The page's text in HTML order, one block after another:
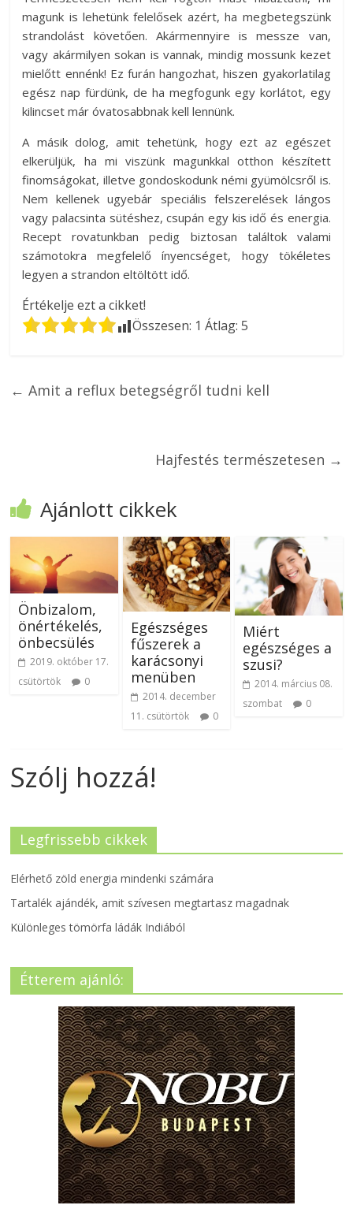
magunk is lehetünk felelősek azért, ha megbetegszünk
strandolást követően. Akármennyire is messze van,
vagy akármilyen sokan is vannak, mindig mossunk kezet
mielőtt ennénk! Ez furán hangozhat, hiszen gyakorlatilag
egész nap fürdünk, de ha megfogunk egy korlátot, egy
kilincset már óvatosabbnak kell lennünk.
A másik dolog, amit tehetünk, hogy ezt az egészet
elkerüljük, ha mi viszünk magunkkal otthon készített
finomságokat, illetve gondoskodunk némi gyümölcsről is.
Nem kellenek ugyebár speciális felszerelések lángos
vagy palacsinta sütéshez, csupán egy kis idő és energia.
Recept rovatunkban pedig biztosan találtok valami
számotokra megfelelő ínyencséget, hogy tökéletes
legyen a strandon eltöltött idő.
Értékelje ezt a cikket!
Összesen: 1 Átlag:5
← Amit a reflux betegségről tudni kell
Hajfestés természetesen →
Ajánlott cikkek
Önbizalom,
önértékelés,
önbecsülés
2019. október 17.
csütörtök
0
Egészséges
fűszerek a
karácsonyi
menüben
2014. december
11. csütörtök
0
Miért
egészséges a
szusi?
2014. március 08.
szombat
0
Szólj hozzá!
Legfrissebb cikkek
Elérhető zöld energia mindenki számára
Tartalék ajándék, amit szívesen megtartasz magadnak
Különleges tömörfa ládák Indiából
Étterem ajánló: